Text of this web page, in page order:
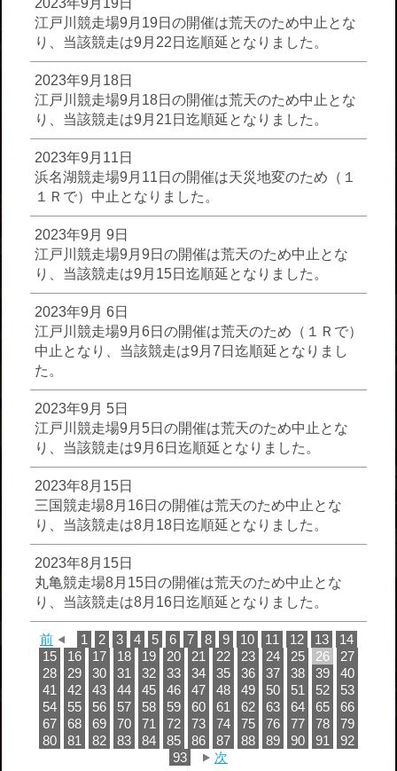
江戸川競走場9月19日の開催は荒天のため中止とな
り、当該競走は9月22日迄順延となりました。
2023年9月18日
江戸川競走場9月18日の開催は荒天のため中止とな
り、当該競走は9月21日迄順延となりました。
2023年9月11日
浜名湖競走場9月11日の開催は天災地変のため（１
１Ｒで）中止となりました。
2023年9月 9日
江戸川競走場9月9日の開催は荒天のため中止とな
り、当該競走は9月15日迄順延となりました。
2023年9月 6日
江戸川競走場9月6日の開催は荒天のため（１Ｒで）
中止となり、当該競走は9月7日迄順延となりまし
た。
2023年9月 5日
江戸川競走場9月5日の開催は荒天のため中止とな
り、当該競走は9月6日迄順延となりました。
2023年8月15日
三国競走場8月16日の開催は荒天のため中止とな
り、当該競走は8月18日迄順延となりました。
2023年8月15日
丸亀競走場8月15日の開催は荒天のため中止とな
り、当該競走は8月16日迄順延となりました。
前 1 2 3 4 5 6 7 8 9 10 11 12 13
14
15
16 17 18 19 20 21 22 23 24 25 26
27
28
29 30 31 32 33 34 35 36 37 38 39
40
41
42 43 44 45 46 47 48 49 50 51 52
53
54
55 56 57 58 59 60 61 62 63 64 65
66
67
68 69 70 71 72 73 74 75 76 77 78
79
80
81 82 83 84 85 86 87 88 89 90 91
92
93
次